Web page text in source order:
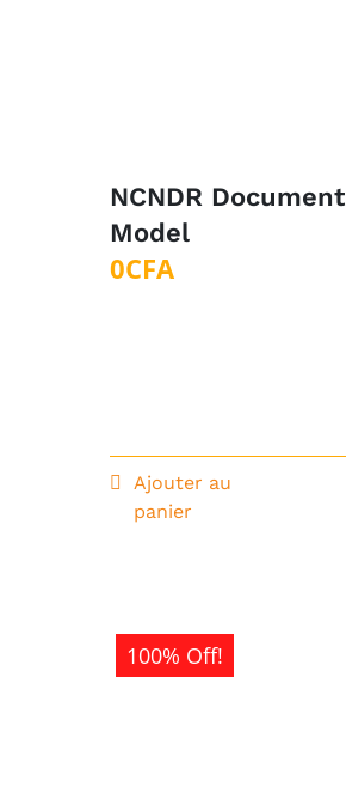
NCNDR Document
Model
0CFA
Ajouter au
panier
100% Off!